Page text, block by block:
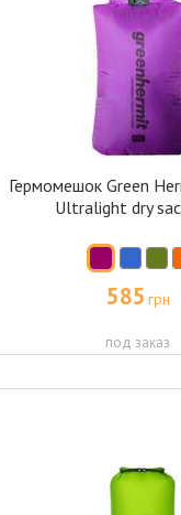
Гермомешок Green
Ultralight dry
585 грн
под заказ